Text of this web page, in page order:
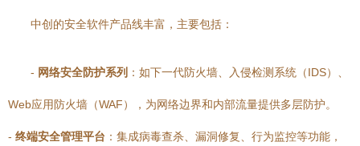
中创的安全软件产品线丰富，主要包括：
- 网络安全防护系列 ：如下一代防火墙、入侵检测系统（IDS）、
Web应用防火墙（WAF），为网络边界和内部流量提供多层防护。
- 终端安全管理平台 ：集成病毒查杀、漏洞修复、行为监控等功能，